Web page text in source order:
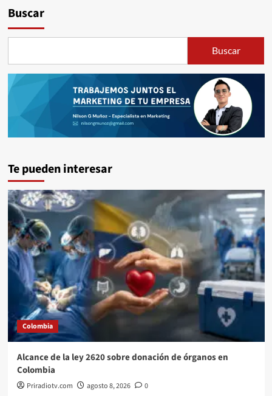
Buscar
Buscar
Te pueden interesar
Colombia
Alcance de la ley 2620 sobre donación de órganos en
Colombia
Priradiotv.com agosto 8, 2026 0